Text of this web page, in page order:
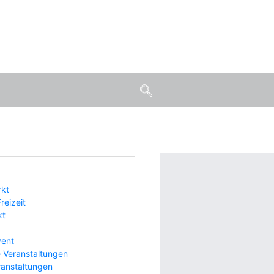
Veranstaltungen